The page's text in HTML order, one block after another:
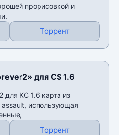
прорисовкой и
Торрент
для CS 1.6
для КС 1.6 карта из
использующая
Торрент